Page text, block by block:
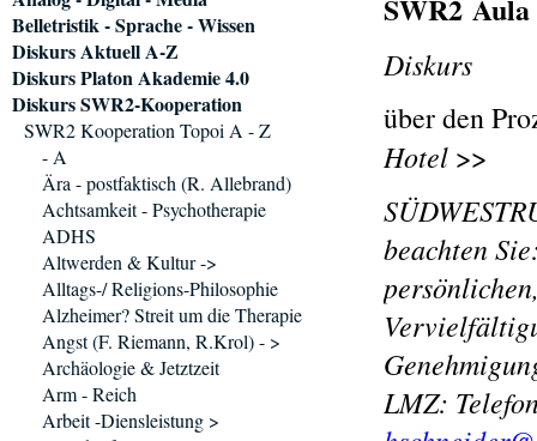
SWR2 Aula
Diskurs
über den
Hotel >>
beachten
LMZ:
Belletristik - Sprache - Wissen
Diskurs Aktuell A-Z
Diskurs Platon Akademie 4.0
Diskurs SWR2-Kooperation
SWR2 Kooperation Topoi A - Z
- A
Ära - postfaktisch (R. Allebrand)
Achtsamkeit - Psychotherapie
ADHS
Altwerden & Kultur ->
Alltags-/ Religions-Philosophie
Alzheimer? Streit um die Therapie
Angst (F. Riemann, R.Krol) - >
Archäologie & Jetztzeit
Arm - Reich
Arbeit -Diensleistung >